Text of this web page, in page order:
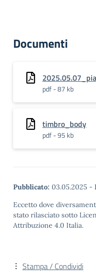
Documenti
pdf - 87 kb
timbro_body
pdf - 95 kb
Pubblicato: 03.05.2025 -
Eccetto dove
stato rilasciato sotto
Attribuzione 4.0 Italia.
Stampa / Condividi